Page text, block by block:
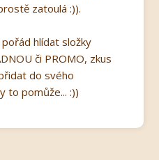
zatoulá :)).
hlídat složky
či PROMO, zkus
do svého
to pomůže... :))